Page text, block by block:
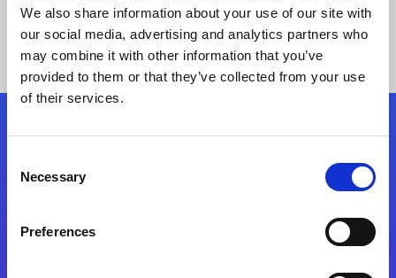
We also share information about your use of our site with
our social media, advertising and analytics partners who
may combine it with other information that you’ve
provided to them or that they’ve collected from your use
of their services.
Selection
Necessary
Preferences
Síganos